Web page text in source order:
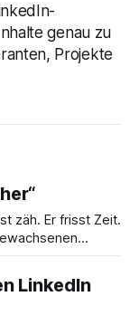
genau zu
Projekte
zäh. Er frisst Zeit.
Entscheider
genau weiß,
– ohne
LinkedIn